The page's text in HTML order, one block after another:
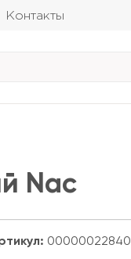
Контакты
Nac
00000022840